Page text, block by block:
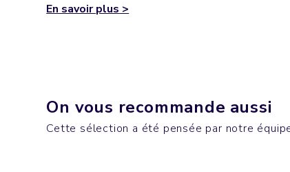
En savoir plus >
On vous recommande aussi
Cette sélection a été pensée par notre
Blousons & Parkas
COLORADO